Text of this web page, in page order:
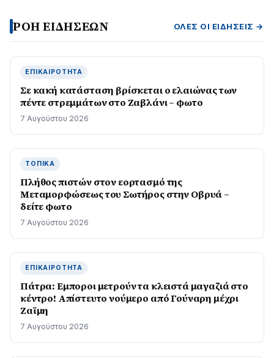
ΡΟΗ ΕΙΔΗΣΕΩΝ ΌΛΕΣ ΟΙ ΕΙΔΉΣΕΙΣ →
ΕΠΙΚΑΙΡΌΤΗΤΑ
Σε κακή κατάσταση βρίσκεται ο ελαιώνας των
πέντε στρεμμάτων στο Ζαβλάνι – φωτο
7 Αυγούστου 2026
ΤΟΠΙΚΆ
Πλήθος πιστών στον εορτασμό της
Μεταμορφώσεως του Σωτήρος στην Οβρυά –
δείτε φωτο
7 Αυγούστου 2026
ΕΠΙΚΑΙΡΌΤΗΤΑ
Πάτρα: Εμποροι μετρούν τα κλειστά μαγαζιά στο
κέντρο! Απίστευτο νούμερο από Γούναρη μέχρι
Ζαϊμη
7 Αυγούστου 2026